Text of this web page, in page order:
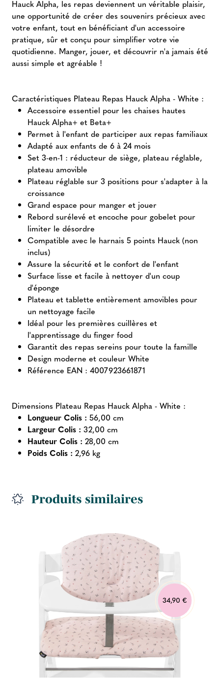
Hauck Alpha, les repas deviennent un véritable plaisir,
une opportunité de créer des souvenirs précieux avec
votre enfant, tout en bénéficiant d'un accessoire
pratique, sûr et conçu pour simplifier votre vie
quotidienne. Manger, jouer, et découvrir n'a jamais été
aussi simple et agréable !
Caractéristiques Plateau Repas Hauck Alpha - White :
Accessoire essentiel pour les chaises hautes
Hauck Alpha+ et Beta+
Permet à l'enfant de participer aux repas familiaux
Adapté aux enfants de 6 à 24 mois
Set 3-en-1 : réducteur de siège, plateau réglable,
plateau amovible
Plateau réglable sur 3 positions pour s'adapter à la
croissance
Grand espace pour manger et jouer
Rebord surélevé et encoche pour gobelet pour
limiter le désordre
Compatible avec le harnais 5 points Hauck (non
inclus)
Assure la sécurité et le confort de l'enfant
Surface lisse et facile à nettoyer d'un coup
d'éponge
Plateau et tablette entièrement amovibles pour
un nettoyage facile
Idéal pour les premières cuillères et
l'apprentissage du finger food
Garantit des repas sereins pour toute la famille
Design moderne et couleur White
Référence EAN : 4007923661871
Dimensions Plateau Repas Hauck Alpha - White :
Longueur Colis : 56,00 cm
Largeur Colis : 32,00 cm
Hauteur Colis : 28,00 cm
Poids Colis : 2,96 kg
Produits similaires
34,90 €